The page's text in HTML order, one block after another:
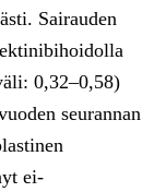
Sairauden
0,32–0,58)
seurannan
ei-